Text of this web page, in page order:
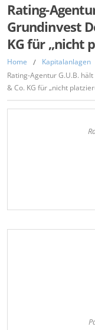
Rating-
Grundinvest
KG für „nicht
Home / Kapitalanlagen
Rating-Agentur G.U.B.
& Co. KG für „nicht